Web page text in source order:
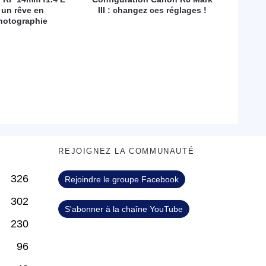
rêve en
III : changez ces réglages !
326
302
230
96
REJOIGNEZ LA COMMUNAUTÉ
Rejoindre le groupe Facebook
S'abonner à la chaîne YouTube